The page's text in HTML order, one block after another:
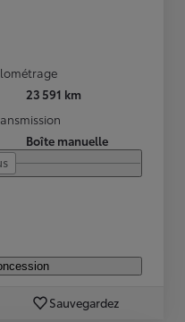
23 591 km
Boîte manuelle
Sauvegardez